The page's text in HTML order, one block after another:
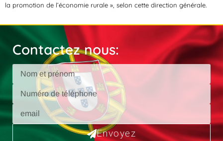
la promotion de l’économie rurale », selon cette direction générale.
Contactez nous:
Envoyez